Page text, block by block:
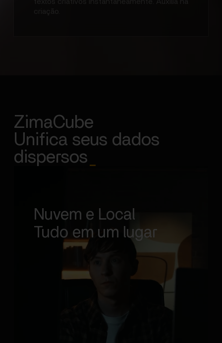
ZimaCube
Unifica seus dados
dispersos
Nuvem e Local
Tudo em um lugar